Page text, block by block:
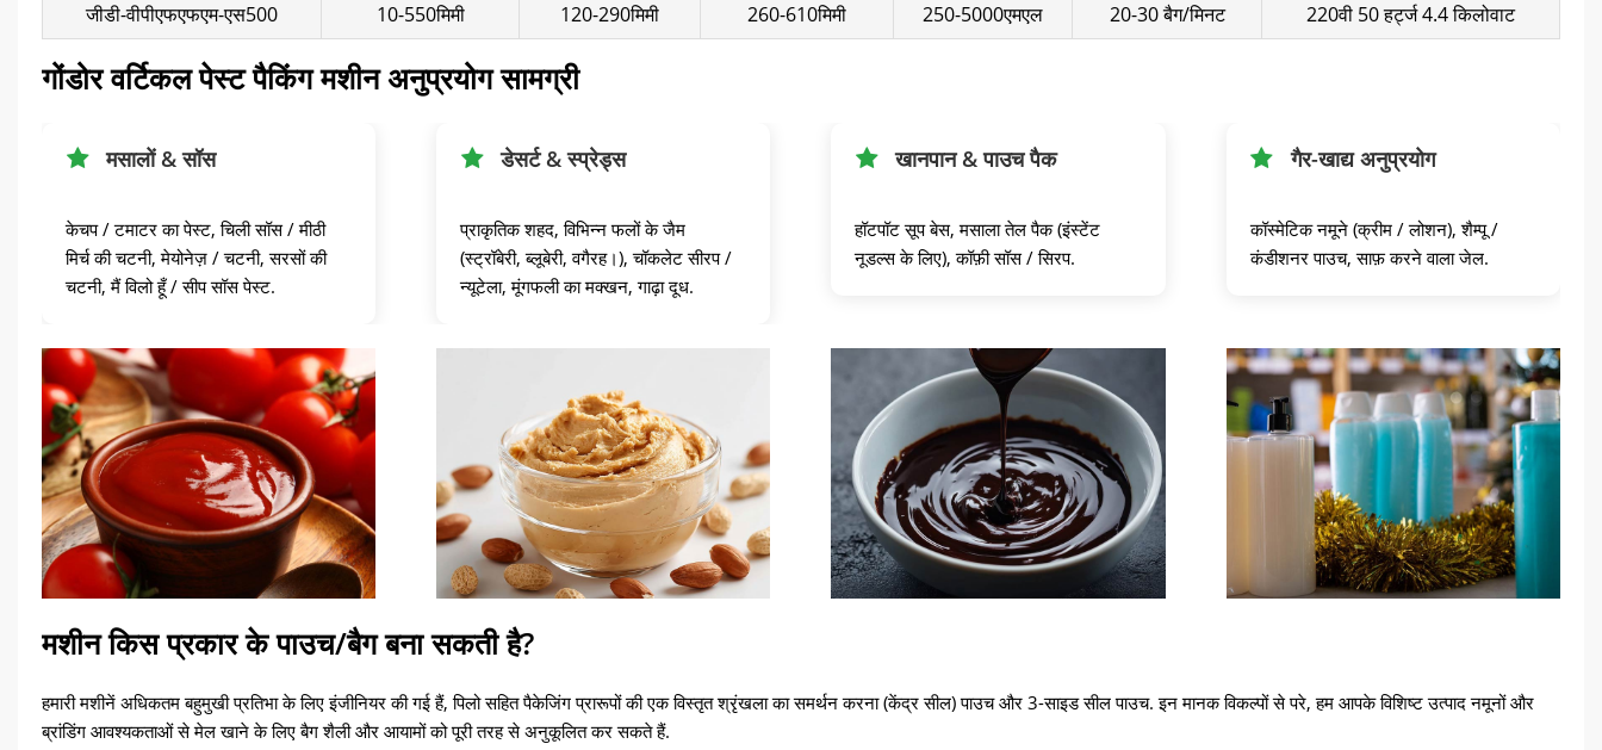
जीडी-वीपीएफएफएम-एस500
10-550मिमी 120-290मिमी 260-610मिमी 250-5000एमएल 20-30 बैग/मिनट 220वी 50 हर्ट्ज 4.4 किलोवाट
गोंडोर वर्टिकल पेस्ट पैकिंग मशीन अनुप्रयोग सामग्री
मसालों & सॉस
केचप / टमाटर का पेस्ट, चिली सॉस / मीठी
मिर्च की चटनी, मेयोनेज़ / चटनी, सरसों की
चटनी, मैं विलो हूँ / सीप सॉस पेस्ट.
डेसर्ट & स्प्रेड्स
प्राकृतिक शहद, विभिन्न फलों के जैम
(स्ट्रॉबेरी, ब्लूबेरी, वगैरह।), चॉकलेट सीरप /
न्यूटेला, मूंगफली का मक्खन, गाढ़ा दूध.
खानपान & पाउच पैक
हॉटपॉट सूप बेस, मसाला तेल पैक (इंस्टेंट
नूडल्स के लिए), कॉफ़ी सॉस / सिरप.
गैर-खाद्य अनुप्रयोग
कॉस्मेटिक नमूने (क्रीम / लोशन), शैम्पू /
कंडीशनर पाउच, साफ़ करने वाला जेल.
मशीन किस प्रकार के पाउच/बैग बना सकती है?
हमारी मशीनें अधिकतम बहुमुखी प्रतिभा के लिए इंजीनियर की गई हैं, पिलो सहित पैकेजिंग प्रारूपों की एक विस्तृत श्रृंखला का समर्थन करना (केंद्र सील) पाउच और 3-साइड सील पाउच. इन मानक विकल्पों से परे, हम आपके विशिष्ट उत्पाद नमूनों और
ब्रांडिंग आवश्यकताओं से मेल खाने के लिए बैग शैली और आयामों को पूरी तरह से अनुकूलित कर सकते हैं.